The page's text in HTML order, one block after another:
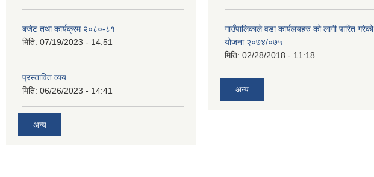
बजेट तथा कार्यक्रम २०८०-८१
मिति: 07/19/2023 - 14:51
प्रस्तावित व्यय
मिति: 06/26/2023 - 14:41
अन्य
गाउँपालिकाले वडा कार्यलयहरु को लागी पारित गरेको
योजना २०७४/०७५
मिति: 02/28/2018 - 11:18
अन्य